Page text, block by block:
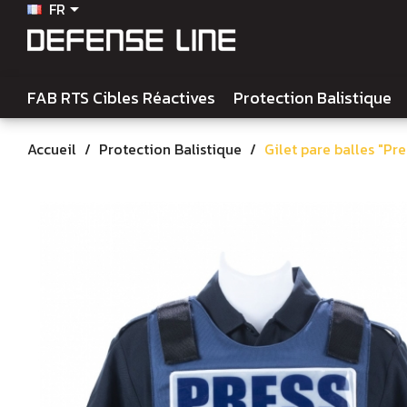
FR
FAB RTS Cibles Réactives Protection Balistique
Accueil Protection Balistique Gilet pare balles